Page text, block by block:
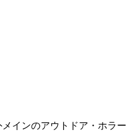
インのアウトドア・ホラー